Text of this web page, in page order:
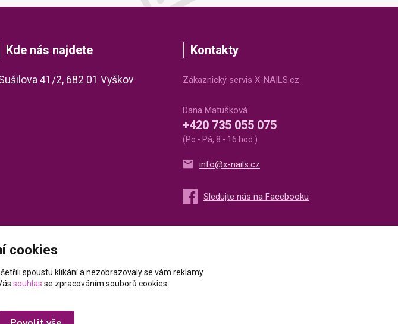
Kde nás najdete
41/2, 682 01 Vyškov
Kontakty
Zákaznický servis X-NAILS.cz
Dana Matušková
+420 735 055 075
(Po - Pá, 8 - 16 hod.)
info@x-nails.cz
cookies
spoustu klikání a nezobrazovaly se vám reklamy
souhlas se zpracováním souborů cookies.